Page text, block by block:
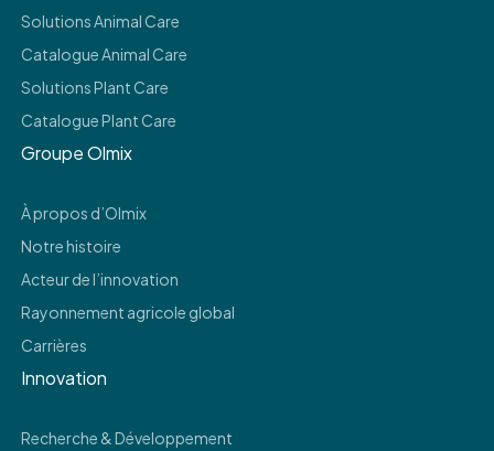
Solutions Animal Care
Catalogue Animal Care
Solutions Plant Care
Catalogue Plant Care
Groupe Olmix
À propos d’Olmix
Notre histoire
Acteur de l’innovation
Rayonnement agricole global
Carrières
Innovation
Recherche & Développement